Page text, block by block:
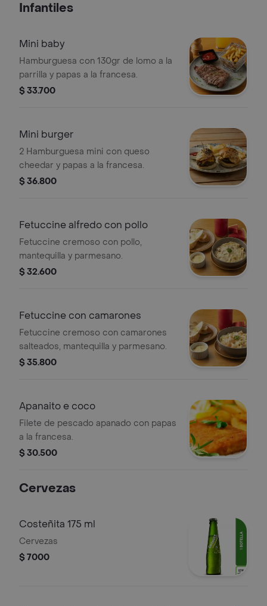
Infantiles
Mini baby
Hamburguesa con 130gr de lomo a la
parrilla y papas a la francesa.
$ 33.700
Mini burger
2 Hamburguesa mini con queso
cheedar y papas a la francesa.
$ 36.800
Fetuccine alfredo con pollo
Fetuccine cremoso con pollo,
mantequilla y parmesano.
$ 32.600
Fetuccine con camarones
Fetuccine cremoso con camarones
salteados, mantequilla y parmesano.
$ 35.800
Apanaito e coco
Filete de pescado apanado con papas
a la francesa.
$ 30.500
Cervezas
Costeñita 175 ml
Cervezas
$ 7000